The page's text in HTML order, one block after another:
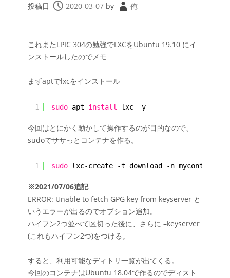
投稿日 2020-03-07 by 俺
これまたLPIC 304の勉強でLXCをUbuntu 19.10 にイ
ンストールしたのでメモ
まずaptでlxcをインストール
1 sudo apt install lxc -y
今回はとにかく動かして操作するのが目的なので、
sudoでササっとコンテナを作る。
1 sudo lxc-create -t download -n mycont-1 --
※2021/07/06追記
ERROR: Unable to fetch GPG key from keyserver と
いうエラーが出るのでオプション追加。
ハイフン2つ並べて区切った後に、さらに –keyserver
(これもハイフン2つ)をつける。
すると、利用可能なディトリ一覧が出てくる。
今回のコンテナはUbuntu 18.04で作るのでディスト